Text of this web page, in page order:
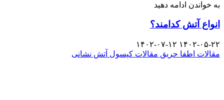
به خواندن ادامه دهید
انواع آتش کدامند؟
۱۴۰۲-۰۵-۲۲ ۱۴۰۲-۰۷-۱۲
مقالات اطفا حریق مقالات کپسول آتش نشانی